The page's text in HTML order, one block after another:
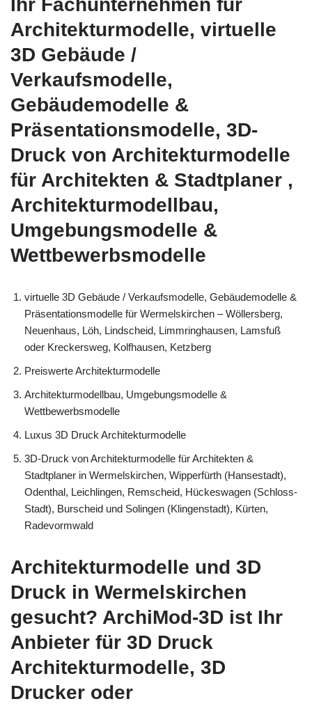
Ihr Fachunternehmen für
Architekturmodelle, virtuelle
3D Gebäude /
Verkaufsmodelle,
Gebäudemodelle &
Präsentationsmodelle, 3D-
Druck von Architekturmodelle
für Architekten & Stadtplaner ,
Architekturmodellbau,
Umgebungsmodelle &
Wettbewerbsmodelle
virtuelle 3D Gebäude / Verkaufsmodelle, Gebäudemodelle &
Präsentationsmodelle für Wermelskirchen – Wöllersberg,
Neuenhaus, Löh, Lindscheid, Limmringhausen, Lamsfuß
oder Kreckersweg, Kolfhausen, Ketzberg
Preiswerte Architekturmodelle
Architekturmodellbau, Umgebungsmodelle &
Wettbewerbsmodelle
Luxus 3D Druck Architekturmodelle
3D-Druck von Architekturmodelle für Architekten &
Stadtplaner in Wermelskirchen, Wipperfürth (Hansestadt),
Odenthal, Leichlingen, Remscheid, Hückeswagen (Schloss-
Stadt), Burscheid und Solingen (Klingenstadt), Kürten,
Radevormwald
Architekturmodelle und 3D
Druck in Wermelskirchen
gesucht? ArchiMod-3D ist Ihr
Anbieter für 3D Druck
Architekturmodelle, 3D
Drucker oder